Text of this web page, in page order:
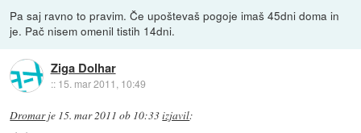
Pa saj ravno to pravim. Če upoštevaš pogoje imaš 45dni doma in
je. Pač nisem omenil tistih 14dni.
Ziga Dolhar
:: 15. mar 2011, 10:49
Dromarje 15. mar 2011 ob 10:33izjavil: